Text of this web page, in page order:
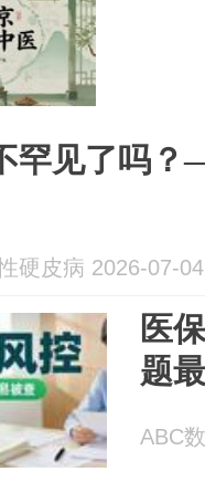
罕见了吗
硬皮病 2026-07-04
医
题
ABC